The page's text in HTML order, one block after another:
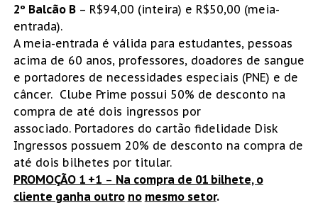
2º Balcão B – R$94,00 (inteira) e R$50,00 (meia-
entrada).
A meia-entrada é válida para estudantes, pessoas
acima de 60 anos, professores, doadores de sangue
e portadores de necessidades especiais (PNE) e de
câncer. Clube Prime possui 50% de desconto na
compra de até dois ingressos por
associado. Portadores do cartão fidelidade Disk
Ingressos possuem 20% de desconto na compra de
até dois bilhetes por titular.
PROMOÇÃO 1 +1– Na compra de 01 bilhete, o
cliente ganha outro no mesmo setor.